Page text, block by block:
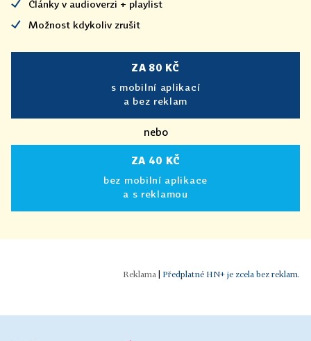
Články v audioverzi + playlist
Možnost kdykoliv zrušit
ZA 80 KČ
s mobilní aplikací
a bez reklam
nebo
ZA 40 KČ
bez mobilní aplikace
a s reklamou
| Předplatné HN+ je zcela bez reklam.